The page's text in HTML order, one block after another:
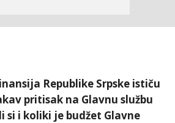
Republike Srpske ističu
pritisak na Glavnu službu
si i koliki je budžet Glavne